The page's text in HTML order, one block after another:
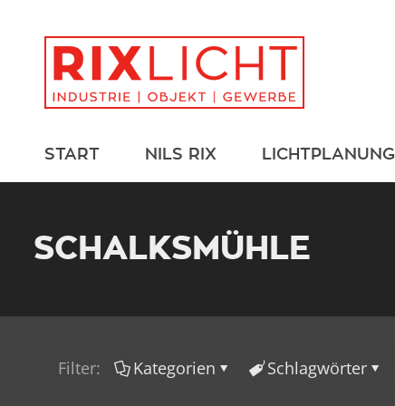
START NILS RIX LICHTPLANUNG
SCHALKSMÜHLE
Filter: Kategorien Schlagwörter